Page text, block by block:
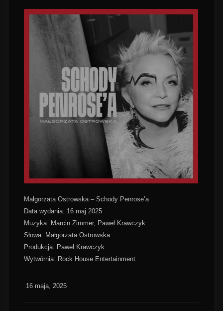
Małgorzata Ostrowska – Schody Penrose’a
Data wydania: 16 maj 2025
Muzyka: Marcin Zimmer, Paweł Krawczyk
Słowa: Małgorzata Ostrowska
Produkcja: Paweł Krawczyk
Wytwórnia: Rock House Entertainment
16 maja, 2025